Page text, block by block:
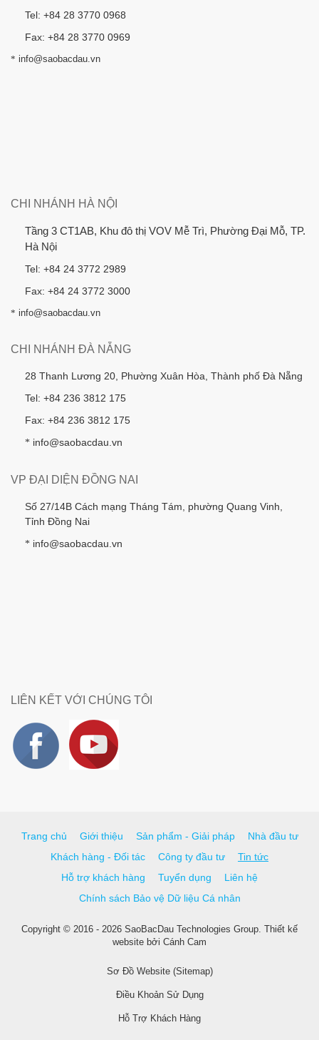
Tel: +84 28 3770 0968
Fax: +84 28 3770 0969
* info@saobacdau.vn
CHI NHÁNH HÀ NỘI
Tầng 3 CT1AB, Khu đô thị VOV Mễ Trì, Phường Đại Mỗ, TP.
Hà Nội
Tel: +84 24 3772 2989
Fax: +84 24 3772 3000
* info@saobacdau.vn
CHI NHÁNH ĐÀ NẴNG
28 Thanh Lương 20, Phường Xuân Hòa, Thành phố Đà Nẵng
Tel: +84 236 3812 175
Fax: +84 236 3812 175
* info@saobacdau.vn
VP ĐẠI DIỆN ĐỒNG NAI
Số 27/14B Cách mạng Tháng Tám, phường Quang Vinh,
Tỉnh Đồng Nai
* info@saobacdau.vn
LIÊN KẾT VỚI CHÚNG TÔI
Trang chủ Giới thiệu Sản phẩm - Giải pháp
Nhà đầu tư
Khách hàng - Đối tác
Công ty đầu tư
Tin tức
Hỗ trợ khách hàng
Tuyển dụng
Liên hệ
Chính sách Bảo vệ Dữ liệu Cá nhân
Copyright © 2016 - 2026 SaoBacDau Technologies Group. Thiết kế
website bởi Cánh Cam
Sơ Đồ Website (Sitemap)
Điều Khoản Sử Dụng
Hỗ Trợ Khách Hàng